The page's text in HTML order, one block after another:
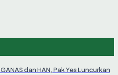
dan HAN, Pak Yes Luncurkan